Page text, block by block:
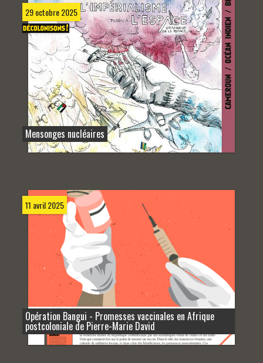
29 octobre 2025
Mensonges nucléaires
11 avril 2025
Opération Bangui - Promesses vaccinales en Afrique
postcoloniale de Pierre-Marie David